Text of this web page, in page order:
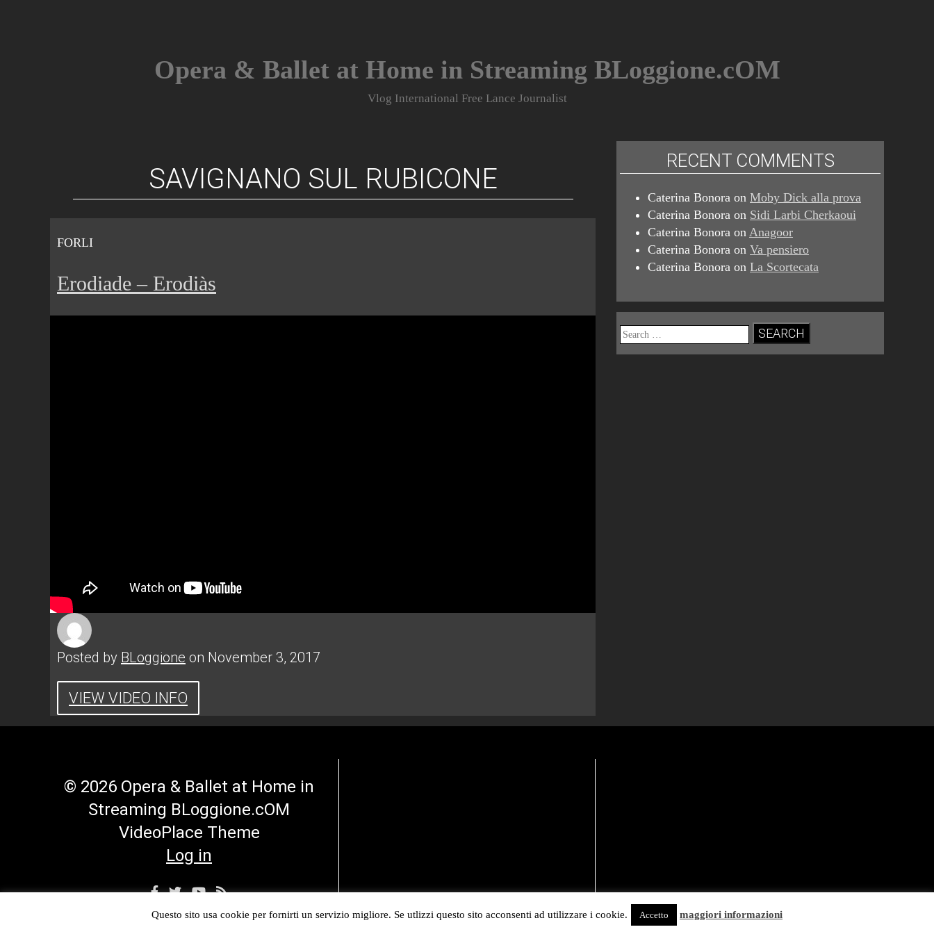
Opera & Ballet at Home in Streaming BLoggione.cOM
Vlog International Free Lance Journalist
SAVIGNANO SUL RUBICONE
FORLI
Erodiade – Erodiàs
Posted by BLoggione on November 3, 2017
VIEW VIDEO INFO
RECENT COMMENTS
Caterina Bonora onMoby Dick alla prova
Caterina Bonora on Sidi Larbi Cherkaoui
Caterina Bonora on Anagoor
Caterina Bonora onVa pensiero
Caterina Bonora onLa Scortecata
Search
for:
© 2026 Opera & Ballet at Home in
Streaming BLoggione.cOM
VideoPlace Theme
Log in
Facebook
TwitterYouTube
RSS
Questo sito usa cookie per fornirti un servizio migliore. Se utlizzi questo sito acconsenti ad utilizzare i cookie. Accetto maggiori informazioni